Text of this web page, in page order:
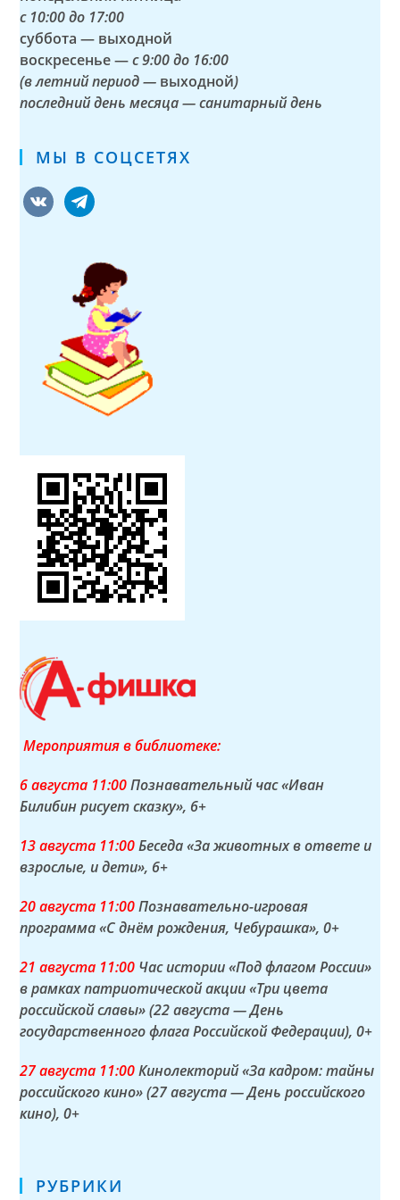
с 10:00 до 17:00
суббота — выходной
воскресенье —с 9:00 до 16:00
(в летний период — выходной)
последний день месяца — санитарный день
МЫ В СОЦСЕТЯХ
vkontaktetelegram
Мероприятия в библиотеке:
6 августа 11:00Познавательный час «Иван
Билибин рисует сказку», 6+
13 августа 11:00Беседа «За животных в ответе и
взрослые, и дети», 6+
20 августа 11:00Познавательно-игровая
программа «С днём рождения, Чебурашка», 0+
21 августа 11:00 Час истории «Под флагом России»
в рамках патриотической акции «Три цвета
российской славы» (22 августа — День
государственного флага Российской Федерации), 0+
27 августа 11:00Кинолекторий «За кадром: тайны
российского кино» (27 августа — День российского
кино), 0+
РУБРИКИ